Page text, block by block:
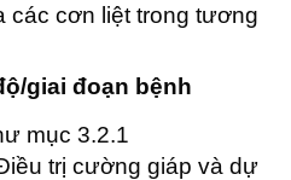
các cơn liệt trong tương
giai đoạn bệnh
mục 3.2.1
trị cường giáp và dự